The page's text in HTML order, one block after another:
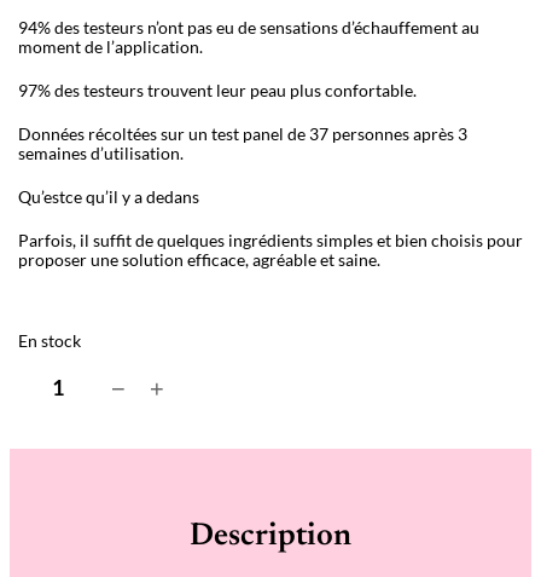
94% des testeurs n’ont pas eu de sensations d’échauffement au
moment de l’application.
97% des testeurs trouvent leur peau plus confortable.
Données récoltées sur un test panel de 37 personnes après 3
semaines d’utilisation.
Qu’estce qu’il y a dedans
Parfois, il suffit de quelques ingrédients simples et bien choisis pour
proposer une solution efficace, agréable et saine.
En stock
t
− +
Description